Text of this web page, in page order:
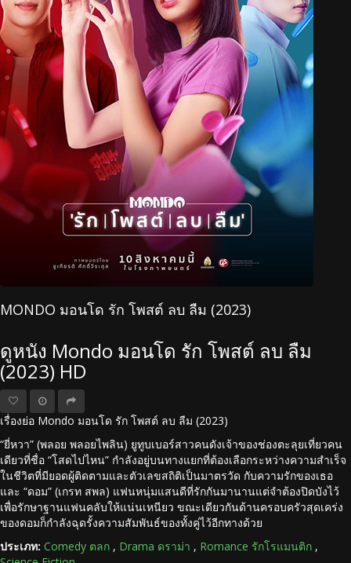
MONDO มอนโด รัก โพสต์ ลบ ลืม (2023)
ดูหนัง Mondo มอนโด รัก โพสต์ ลบ ลืม
(2023) HD
เรื่องย่อ Mondo มอนโด รัก โพสต์ ลบ ลืม (2023)
“ยี่หวา” (พลอย พลอยไพลิน) ยูทูบเบอร์สาวคนดังเจ้าของช่องตะลุยเที่ยวคน
เดียวที่ชื่อ “โสดไปไหน” กำลังอยู่บนทางแยกที่ต้องเลือกระหว่างความสำเร็จ
ในชีวิตที่มียอดผู้ติดตามและตัวเลขสถิติเป็นมาตรวัด กับความรักของเธอ
และ “ดอม” (เกรท สพล) แฟนหนุ่มแสนดีที่รักกันมานานแต่จำต้องปิดบังไว้
เพื่อรักษาฐานแฟนคลับให้แน่นเหนียว ขณะเดียวกันด้านครอบครัวสุดเคร่ง
ของดอมก็กำลังฉุดรั้งความสัมพันธ์ของทั้งคู่ไว้อีกทางด้วย
ประเภท: Comedy ตลก , Drama ดราม่า , Romance รักโรแมนติก ,